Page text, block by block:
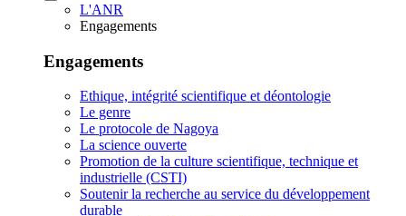
L'ANR
Engagements
Engagements
Ethique, intégrité scientifique et déontologie
Le genre
Le protocole de Nagoya
La science ouverte
Promotion de la culture scientifique, technique et
industrielle (CSTI)
Soutenir la recherche au service du développement
durable